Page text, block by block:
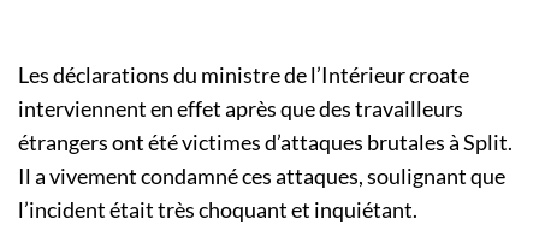
Les déclarations du ministre de l’Intérieur croate
interviennent en effet après que des travailleurs
étrangers ont été victimes d’attaques brutales à Split.
Il a vivement condamné ces attaques, soulignant que
l’incident était très choquant et inquiétant.